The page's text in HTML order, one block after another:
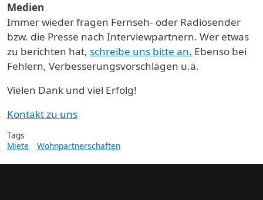
Medien
Immer wieder fragen Fernseh- oder Radiosender
bzw. die Presse nach Interviewpartnern. Wer etwas
zu berichten hat, schreibe uns bitte an. Ebenso bei
Fehlern, Verbesserungsvorschlägen u.ä.
Vielen Dank und viel Erfolg!
Kontakt zu uns
Tags
Miete
Wohnpartnerschaften